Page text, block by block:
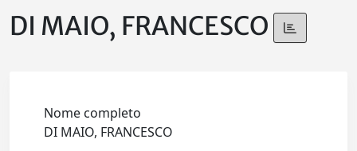
DI MAIO, FRANCESCO
Nome completo
DI MAIO, FRANCESCO